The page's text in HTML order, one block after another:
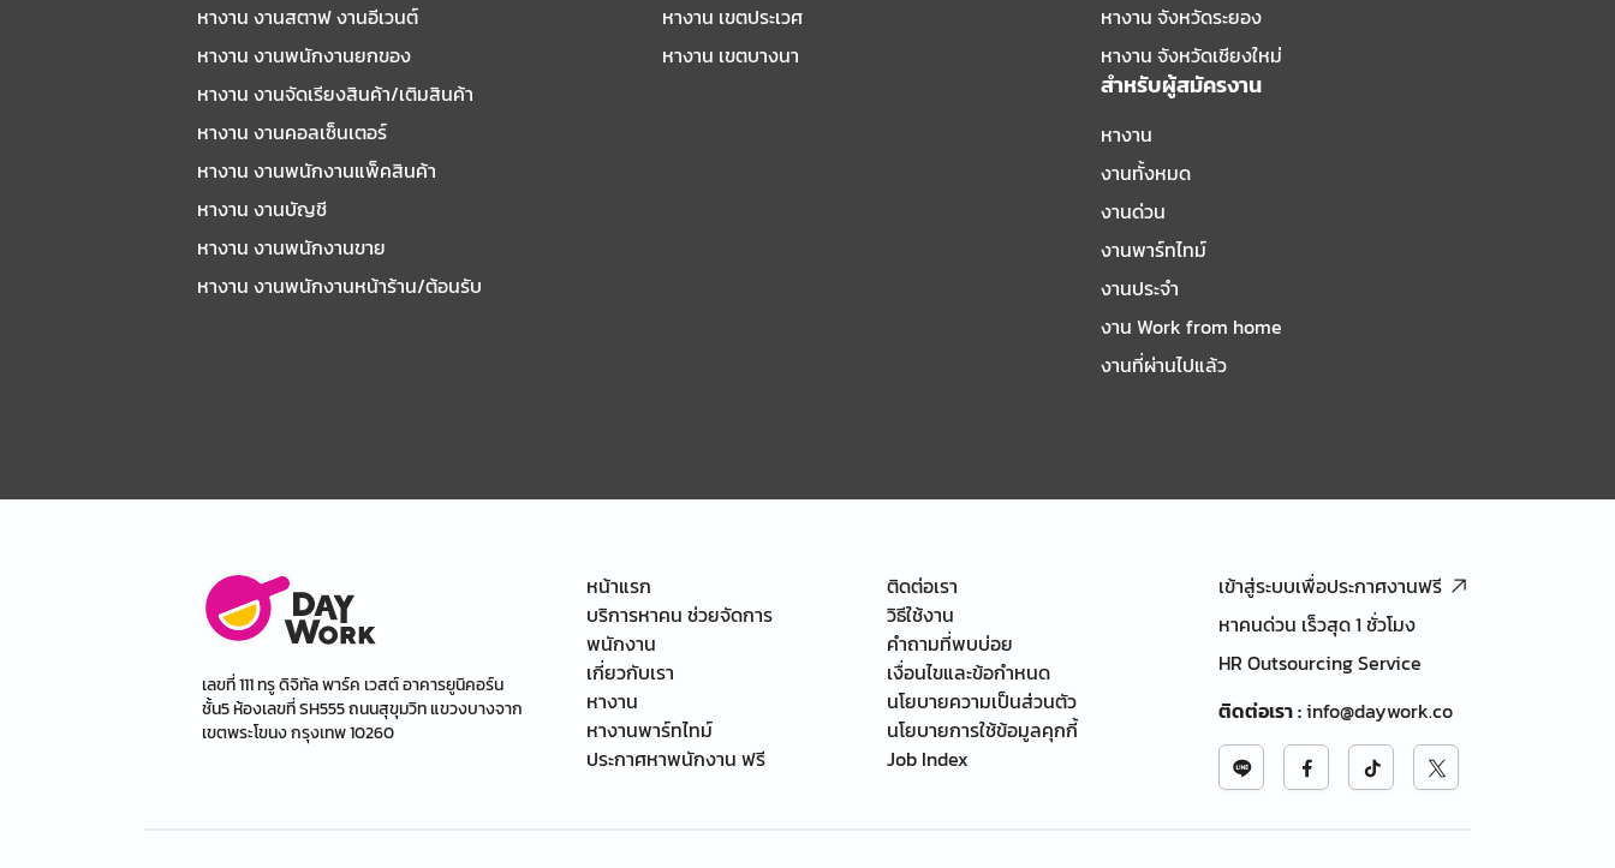
หางาน งานสตาฟ งานอีเวนต์
หางาน งานพนักงานยกของ
หางาน งานจัดเรียงสินค้า/เติมสินค้า
หางาน งานคอลเซ็นเตอร์
หางาน งานพนักงานแพ็คสินค้า
หางาน งานบัญชี
หางาน งานพนักงานขาย
หางาน งานพนักงานหน้าร้าน/ต้อนรับ
หางาน เขตประเวศ
หางาน เขตบางนา
หางาน จังหวัดระยอง
หางาน จังหวัดเชียงใหม่
สำหรับผู้สมัครงาน
หางาน
งานทั้งหมด
งานด่วน
งานพาร์ทไทม์
งานประจำ
งาน Work from home
งานที่ผ่านไปแล้ว
เลขที่ 111 ทรู ดิจิทัล พาร์ค เวสต์ อาคารยูนิคอร์น
ชั้น5 ห้องเลขที่ SH555 ถนนสุขุมวิท แขวงบางจาก
เขตพระโขนง กรุงเทพ 10260
หน้าแรก
บริการหาคน ช่วยจัดการ
พนักงาน
เกี่ยวกับเรา
หางาน
หางานพาร์ทไทม์
ประกาศหาพนักงาน ฟรี
ติดต่อเรา
วิธีใช้งาน
คำถามที่พบบ่อย
เงื่อนไขและข้อกำหนด
นโยบายความเป็นส่วนตัว
นโยบายการใช้ข้อมูลคุกกี้
Job Index
เข้าสู่ระบบเพื่อประกาศงานฟรี
หาคนด่วน เร็วสุด 1 ชั่วโมง
HR Outsourcing Service
ติดต่อเรา:info@daywork.co